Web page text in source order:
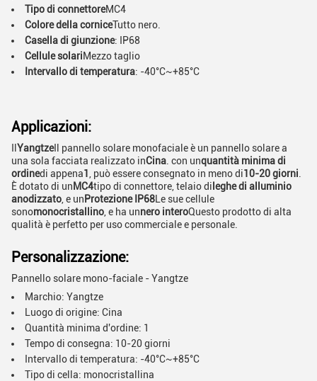
Tipo di connettoreMC4
Colore della corniceTutto nero.
Casella di giunzione: IP68
Cellule solariMezzo taglio
Intervallo di temperatura: -40°C~+85°C
Applicazioni:
YangtzeIl pannello solare monofaciale è un pannello solare a
una sola facciata realizzato inCina . con unquantità minima di
ordinedi appena1 , può essere consegnato in meno di10-20 giorni
È dotato di unMC4tipo di connettore, telaio di leghe di alluminio
anodizzato , e un Protezione IP68 Le sue cellule
sonomonocristallino , e ha unnero interoQuesto prodotto di alta
qualità è perfetto per uso commerciale e personale.
Personalizzazione:
Pannello solare mono-faciale - Yangtze
Marchio: Yangtze
Luogo di origine: Cina
Quantità minima d'ordine: 1
Tempo di consegna: 10-20 giorni
Intervallo di temperatura: -40°C~+85°C
Tipo di cella: monocristallina